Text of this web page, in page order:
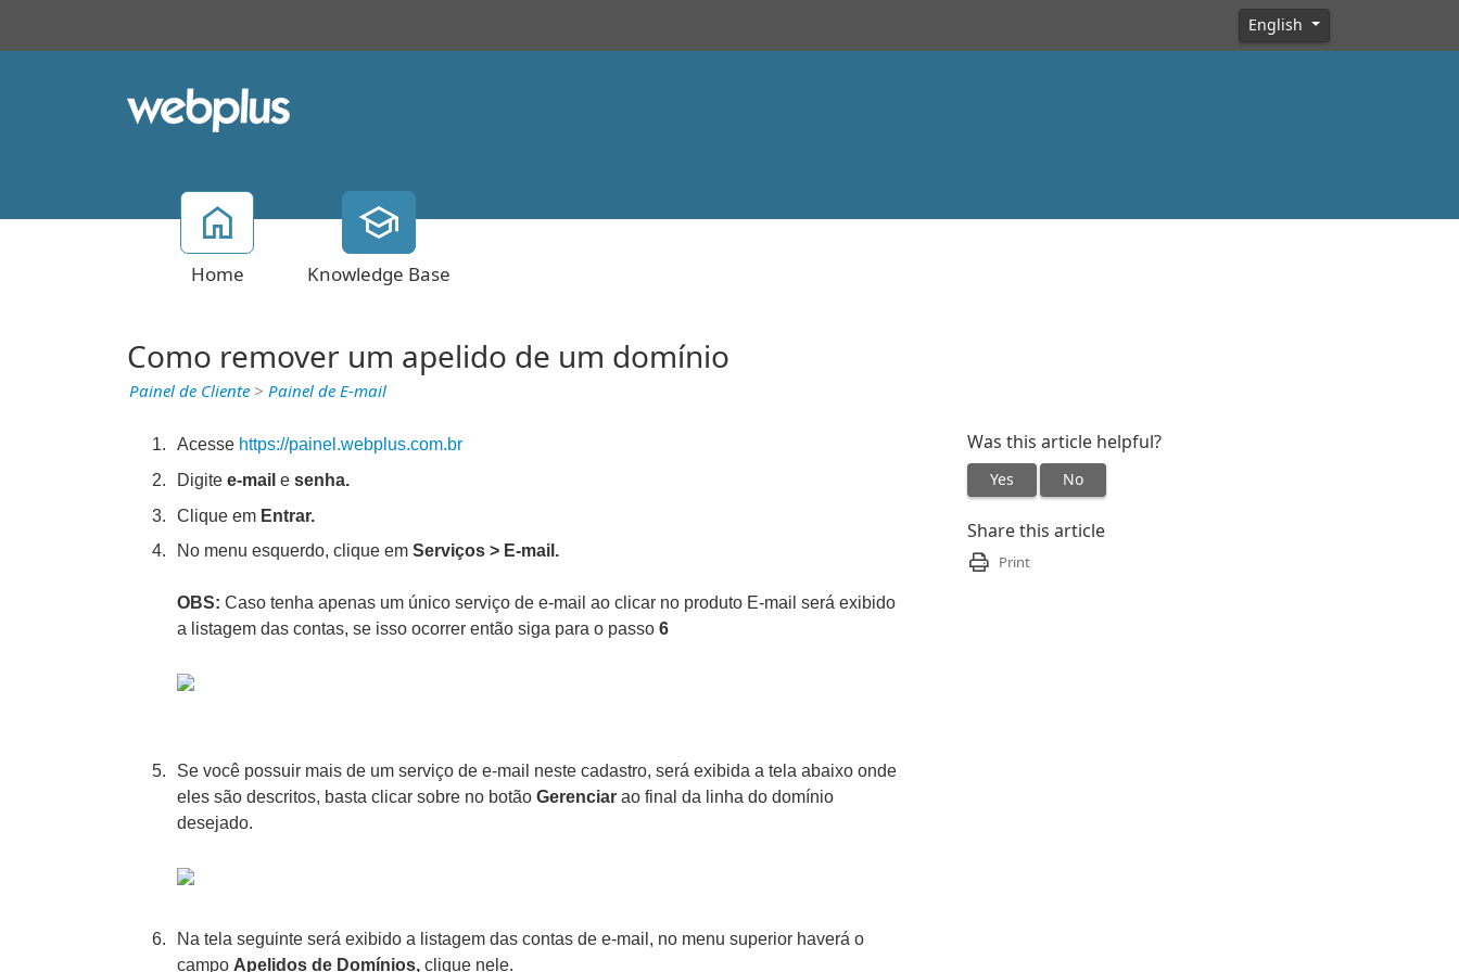
English
Home Knowledge Base
Como remover um apelido de um domínio
Painel de Cliente > Painel de E-mail
Acesse https://painel.webplus.com.br
Digitee-mail esenha.
Clique em Entrar.
No menu esquerdo, clique emServiços > E-mail.
OBS: Caso tenha apenas um único serviço de e-mail ao clicar no produto E-mail será exibido
a listagem das contas, se isso ocorrer então siga para o passo 6
Se você possuir mais de um serviço de e-mail neste cadastro, será exibida a tela abaixo onde
eles são descritos, basta clicar sobre no botãoGerenciar ao final da linha do domínio
desejado.
Na tela seguinte será exibido a listagem das contas de e-mail, no menu superior haverá o
campo Apelidos de Domínios,clique nele.
Was this article helpful?
Yes No
Share this article
Print